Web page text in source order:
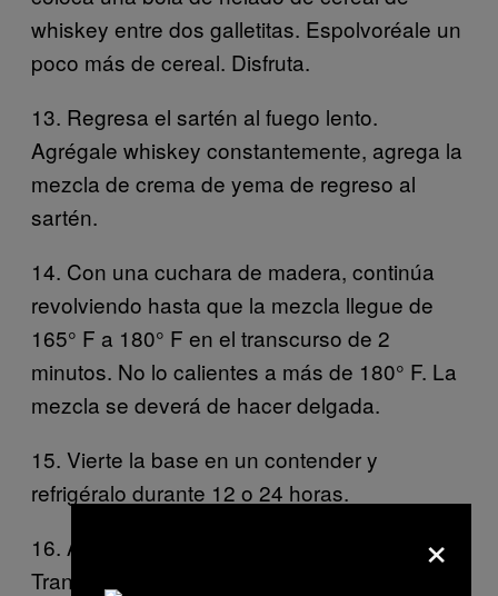
whiskey entre dos galletitas. Espolvoréale un
poco más de cereal. Disfruta.
13. Regresa el sartén al fuego lento.
Agrégale whiskey constantemente, agrega la
mezcla de crema de yema de regreso al
sartén.
14. Con una cuchara de madera, continúa
revolviendo hasta que la mezcla llegue de
165° F a 180° F en el transcurso de 2
minutos. No lo calientes a más de 180° F. La
mezcla se deverá de hacer delgada.
15. Vierte la base en un contender y
refrigéralo durante 12 o 24 horas.
16. Agrega el whiskey durante 2 minutos.
Transfiérelo a un bowl hermético. Congélalo
×